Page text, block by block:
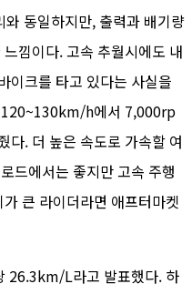
동일하지만, 출력과 배기량
낌이다. 고속 추월시에도 내
이크를 타고 있다는 사실을
120~130km/h에서 7,000rp
다. 더 높은 속도로 가속할 여
드에서는 좋지만 고속 주행
큰 라이더라면 애프터마켓
26.3km/L라고 발표했다. 하